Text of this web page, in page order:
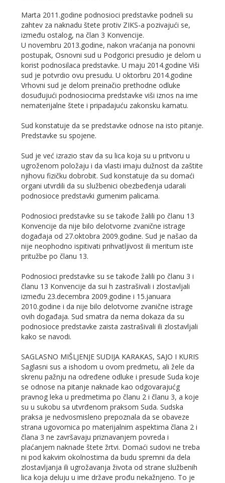
Marta 2011.godine podnosioci predstavke podneli su
zahtev za naknadu štete protiv ZIKS-a pozivajući se,
između ostalog, na član 3 Konvencije.
U novembru 2013.godine, nakon vraćanja na ponovni
postupak, Osnovni sud u Podgorici presudio je delom u
korist podnosilaca predstavke. U maju 2014.godine Viši
sud je potvrdio ovu presudu. U oktorbru 2014.godine
Vrhovni sud je delom preinačio prethodne odluke
dosuđujući podnosiocima predstavke viši iznos na ime
nematerijalne štete i pripadajuću zakonsku kamatu.
Sud konstatuje da se predstavke odnose na isto pitanje.
Predstavke su spojene.
Sud je već izrazio stav da su lica koja su u pritvoru u
ugroženom položaju i da vlasti imaju dužnost da zaštite
njihovu fizičku dobrobit. Sud konstatuje da su domaći
organi utvrdili da su službenici obezbeđenja udarali
podnosioce predstavki gumenim palicama.
Podnosioci predstavke su se takođe žalili po članu 13
Konvencije da nije bilo delotvorne zvanične istrage
događaja od 27.oktobra 2009.godine. Sud je našao da
nije neophodno ispitivati prihvatljivost ili meritum iste
pritužbe po članu 13.
Podnosioci predstavke su se takođe žalili po članu 3 i
članu 13 Konvencije da sui h zastrašivali i zlostavljali
između 23.decembra 2009.godine i 15.januara
2010.godine i da nije bilo delotvorne zvanične istrage
ovih događaja. Sud smatra da nema dokaza da su
podnosioce predstavke zaista zastrašivali ili zlostavljali
kako se navodi.
SAGLASNO MIŠLJENJE SUDIJA KARAKAS, SAJO I KURIS
Saglasni sus a ishodom u ovom predmetu, ali žele da
skrenu pažnju na određene odluke i presude Suda koje
se odnose na pitanje naknade kao odgovarajućg
pravnog leka u predmetima po članu 2 i članu 3, a koje
su u sukobu sa utvrđenom praksom Suda. Sudska
praksa je nedvosmisleno prepoznala da se obaveze
strana ugovornica po materijalnim aspektima člana 2 i
člana 3 ne završavaju priznavanjem povreda i
plaćanjem naknade štete žrtvi. Domaći sudovi ne treba
ni pod kakvim okolnostima da budu spremni da dela
zlostavljanja ili ugrožavanja života od strane službenih
lica koja deluju u ime države prođu nekažnjeno. To je